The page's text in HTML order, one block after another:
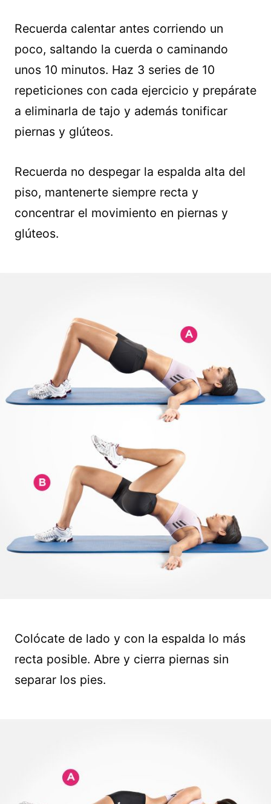
Recuerda calentar antes corriendo un
poco, saltando la cuerda o caminando
unos 10 minutos. Haz 3 series de 10
repeticiones con cada ejercicio y prepárate
a eliminarla de tajo y además tonificar
piernas y glúteos.
Recuerda no despegar la espalda alta del
piso, mantenerte siempre recta y
concentrar el movimiento en piernas y
glúteos.
Colócate de lado y con la espalda lo más
recta posible. Abre y cierra piernas sin
separar los pies.